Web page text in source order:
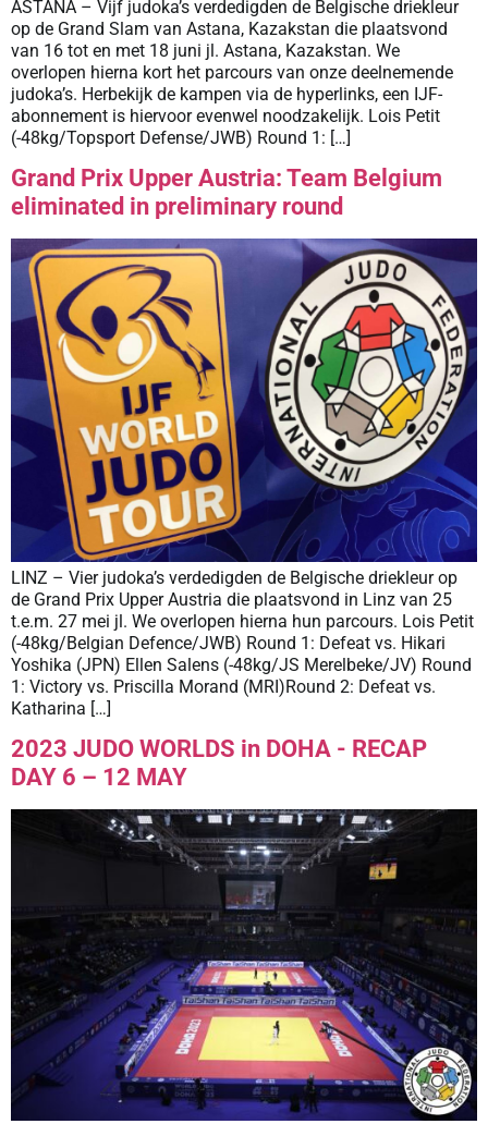
ASTANA – Vijf judoka’s verdedigden de Belgische driekleur
op de Grand Slam van Astana, Kazakstan die plaatsvond
van 16 tot en met 18 juni jl. Astana, Kazakstan. We
overlopen hierna kort het parcours van onze deelnemende
judoka’s. Herbekijk de kampen via de hyperlinks, een IJF-
abonnement is hiervoor evenwel noodzakelijk. Lois Petit
(-48kg/Topsport Defense/JWB) Round 1: […]
Grand Prix Upper Austria: Team Belgium
eliminated in preliminary round
LINZ – Vier judoka’s verdedigden de Belgische driekleur op
de Grand Prix Upper Austria die plaatsvond in Linz van 25
t.e.m. 27 mei jl. We overlopen hierna hun parcours. Lois Petit
(-48kg/Belgian Defence/JWB) Round 1: Defeat vs. Hikari
Yoshika (JPN) Ellen Salens (-48kg/JS Merelbeke/JV) Round
1: Victory vs. Priscilla Morand (MRI)Round 2: Defeat vs.
Katharina […]
2023 JUDO WORLDS in DOHA - RECAP
DAY 6 – 12 MAY